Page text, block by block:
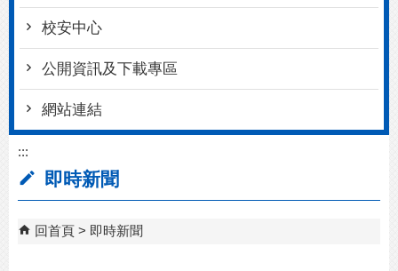
校安中心
公開資訊及下載專區
網站連結
:::
即時新聞
回首頁 即時新聞